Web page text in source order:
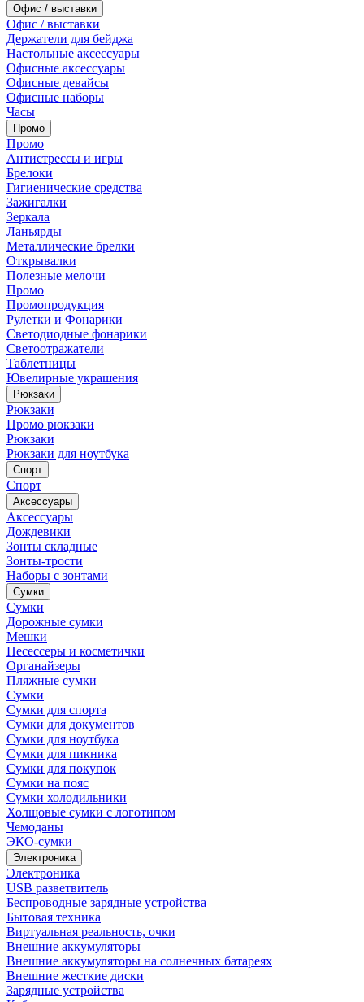
Офис / выставки
Офис / выставки
Держатели для бейджа
Настольные аксессуары
Офисные аксессуары
Офисные девайсы
Офисные наборы
Часы
Промо
Промо
Антистрессы и игры
Брелоки
Гигиенические средства
Зажигалки
Зеркала
Ланьярды
Металлические брелки
Открывалки
Полезные мелочи
Промо
Промопродукция
Рулетки и Фонарики
Светодиодные фонарики
Светоотражатели
Таблетницы
Ювелирные украшения
Рюкзаки
Рюкзаки
Промо рюкзаки
Рюкзаки
Рюкзаки для ноутбука
Спорт
Спорт
Аксессуары
Аксессуары
Дождевики
Зонты складные
Зонты-трости
Наборы с зонтами
Сумки
Сумки
Дорожные сумки
Мешки
Несессеры и косметички
Органайзеры
Пляжные сумки
Сумки
Сумки для спорта
Сумки для документов
Сумки для ноутбука
Сумки для пикника
Сумки для покупок
Сумки на пояс
Сумки холодильники
Холщовые сумки с логотипом
Чемоданы
ЭКО-сумки
Электроника
Электроника
USB разветвитель
Беспроводные зарядные устройства
Бытовая техника
Виртуальная реальность, очки
Внешние аккумуляторы
Внешние аккумуляторы на солнечных батареях
Внешние жесткие диски
Зарядные устройства